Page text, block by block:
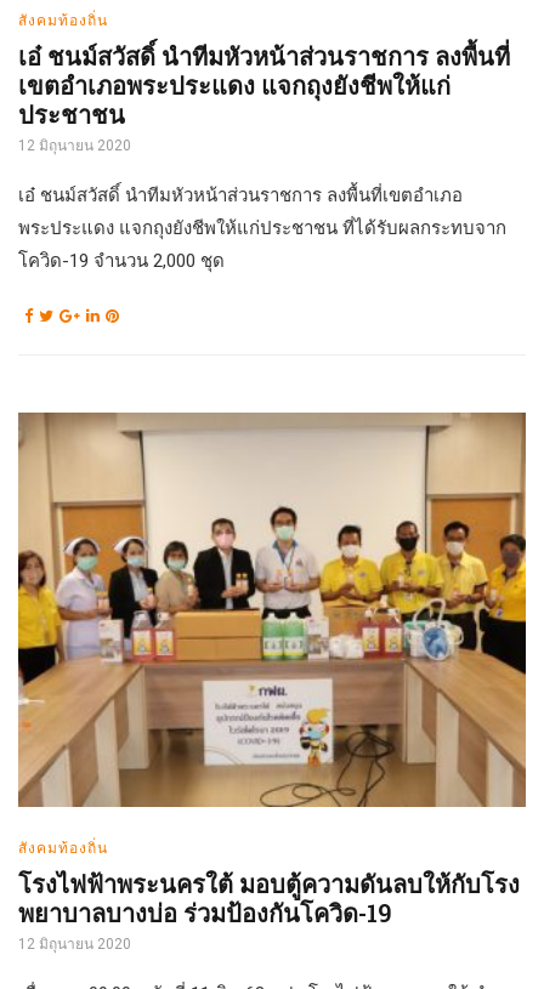
สังคมท้องถิ่น
เอ๋ ชนม์สวัสดิ์ นำทีมหัวหน้าส่วนราชการ ลงพื้นที่
เขตอำเภอพระประแดง แจกถุงยังชีพให้แก่
ประชาชน
12 มิถุนายน 2020
เอ๋ ชนม์สวัสดิ์ นำทีมหัวหน้าส่วนราชการ ลงพื้นที่เขตอำเภอ
พระประแดง แจกถุงยังชีพให้แก่ประชาชน ที่ได้รับผลกระทบจาก
โควิด-19 จำนวน 2,000 ชุด
สังคมท้องถิ่น
โรงไฟฟ้าพระนครใต้ มอบตู้ความดันลบให้กับโรง
พยาบาลบางบ่อ ร่วมป้องกันโควิด-19
12 มิถุนายน 2020